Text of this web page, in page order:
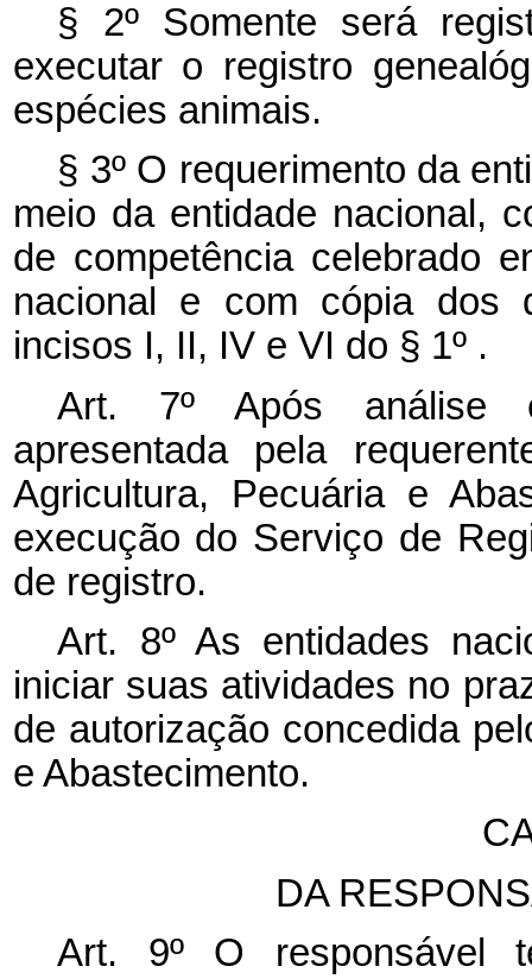
§ 2º Somente será
executar o registro
espécies animais.
§ 3º O requerimento da
meio da entidade nacional,
de competência celebrado
nacional e com cópia dos
incisos I, II, IV e VI do § 1º .
Art. 7º Após análise
apresentada pela
Agricultura, Pecuária e
execução do Serviço de
de registro.
Art. 8º As entidades
iniciar suas atividades no
de autorização concedida
e Abastecimento.
DA
Art. 9º O responsável